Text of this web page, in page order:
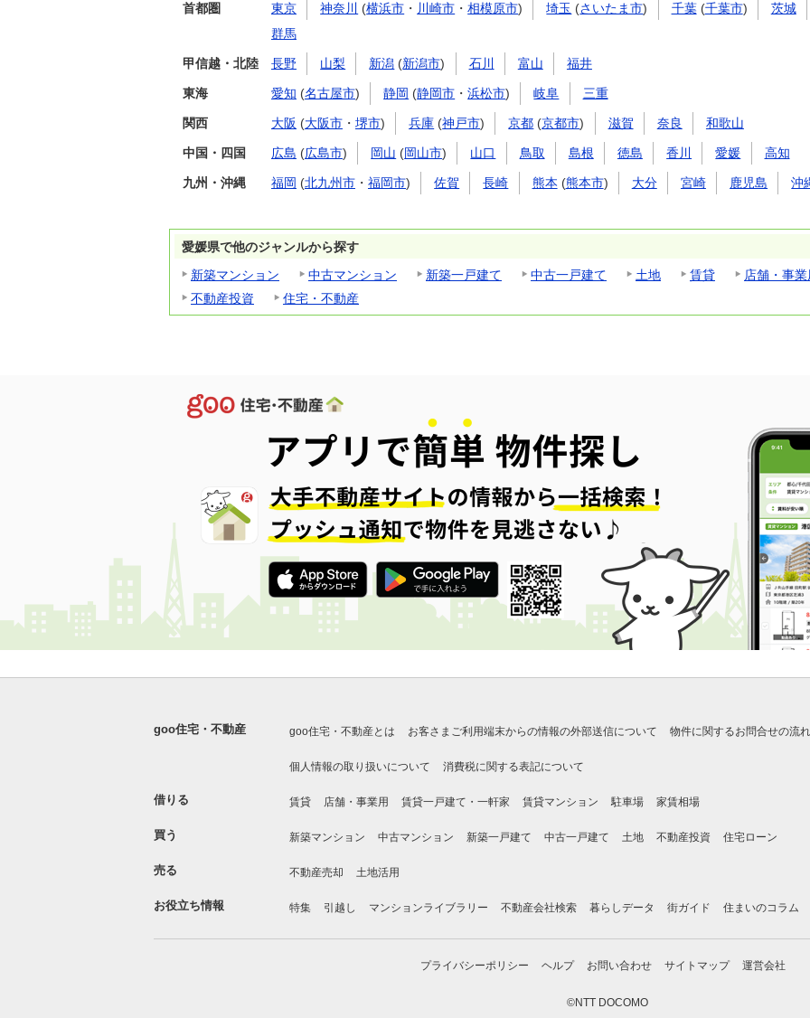
首都圏 東京 神奈川 (横浜市 ・ 川崎市 ・相模原市) 埼玉 (さいたま市) 千葉(千葉市)
茨城
群馬
甲信越・北陸 長野 山梨 新潟 (新潟市) 石川 富山 福井
東海 愛知 (名古屋市) 静岡 (静岡市 ・浜松市) 岐阜 三重
関西 大阪 (大阪市 ・ 堺市) 兵庫 (神戸市) 京都 (京都市) 滋賀 奈良 和歌山
中国・四国 広島 (広島市) 岡山 (岡山市) 山口 鳥取 島根 徳島 香川 愛媛 高知
九州・沖縄 福岡 (北九州市 ・ 福岡市) 佐賀 長崎 熊本 (熊本市) 大分 宮崎 鹿児島 沖
愛媛県で他のジャンルから探す
新築マンション
中古マンション 新築一戸建て 中古一戸建て 土地 賃貸
店舗・事業
不動産投資
住宅・不動産
goo住宅・不動産 goo住宅・不動産とは お客さまご利用端末からの情報の外部送信について 物件に関するお問合せの流れ
個人情報の取り扱いについて 消費税に関する表記について
借りる 賃貸 店舗・事業用 賃貸一戸建て・一軒家 賃貸マンション 駐車場 家賃相場
買う 新築マンション 中古マンション 新築一戸建て 中古一戸建て 土地 不動産投資 住宅ローン
売る 不動産売却 土地活用
お役立ち情報 特集 引越し マンションライブラリー 不動産会社検索 暮らしデータ 街ガイド 住まいのコラム
プライバシーポリシー ヘルプ お問い合わせ サイトマップ 運営会社
©NTT DOCOMO